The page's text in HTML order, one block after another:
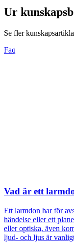
Ur
Se fler
Faq
Vad är ett
Ett larmdon har för
händelse eller ett
eller optiska, även
ljud- och ljus är